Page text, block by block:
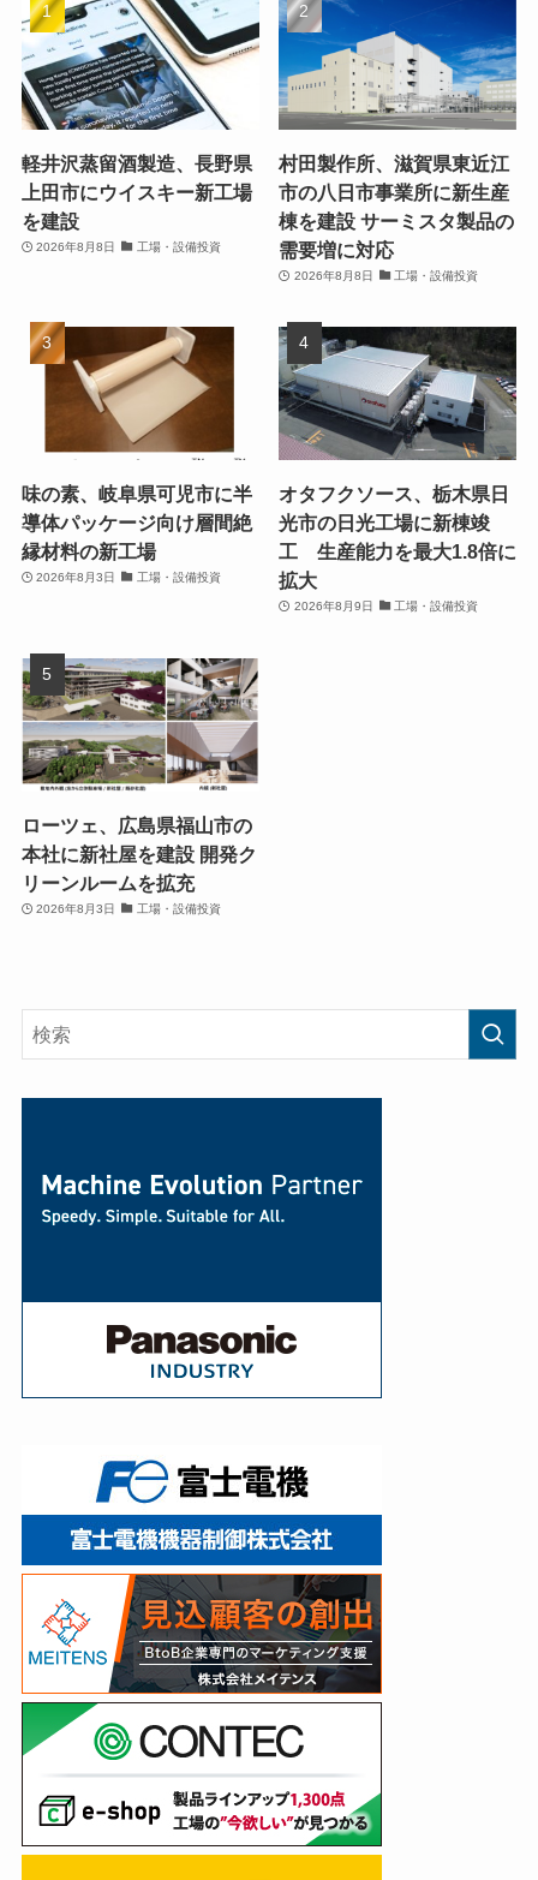
軽井沢蒸留酒製造、長野県
上田市にウイスキー新工場
を建設
2026年8月8日 工場・設備投資
村田製作所、滋賀県東近江
市の八日市事業所に新生産
棟を建設 サーミスタ製品の
需要増に対応
2026年8月8日 工場・設備投資
味の素、岐阜県可児市に半
導体パッケージ向け層間絶
縁材料の新工場
2026年8月3日 工場・設備投資
オタフクソース、栃木県日
光市の日光工場に新棟竣
工 生産能力を最大1.8倍に
拡大
2026年8月9日 工場・設備投資
ローツェ、広島県福山市の
本社に新社屋を建設 開発ク
リーンルームを拡充
2026年8月3日 工場・設備投資